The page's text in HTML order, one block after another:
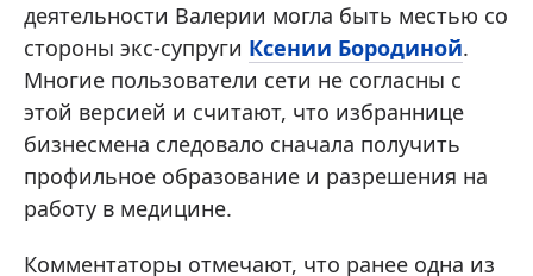
деятельности Валерии могла быть местью со
стороны экс-супруги Ксении Бородиной.
Многие пользователи сети не согласны с
этой версией и считают, что избраннице
бизнесмена следовало сначала получить
профильное образование и разрешения на
работу в медицине.
Комментаторы отмечают, что ранее одна из